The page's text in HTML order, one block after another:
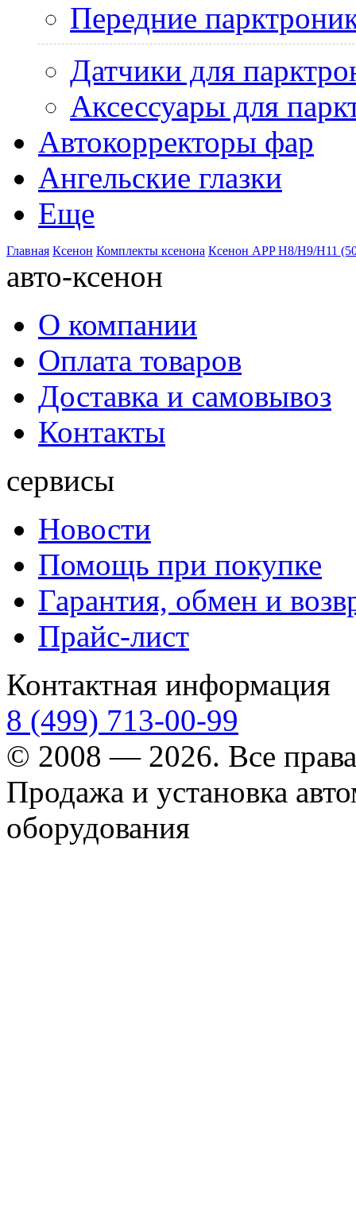
Передние
Датчики для
Аксессуары для
Автокорректоры фар
Ангельские глазки
Еще
Главная Ксенон Комплекты ксенона Ксенон APP H8/H9/H11
авто-ксенон
О компании
Оплата товаров
Доставка и самовывоз
Контакты
сервисы
Новости
Помощь при покупке
Гарантия, обмен и
Прайс-лист
Контактная информация
8 (499) 713-00-99
© 2008 — 2026. Все
Продажа и установка
оборудования